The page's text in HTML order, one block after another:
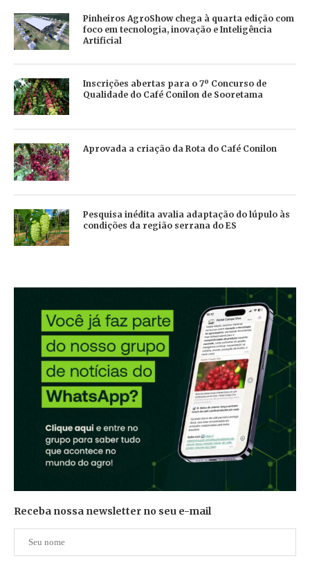
Pinheiros AgroShow chega à quarta edição com
foco em tecnologia, inovação e Inteligência
Artificial
Inscrições abertas para o 7º Concurso de
Qualidade do Café Conilon de Sooretama
Aprovada a criação da Rota do Café Conilon
Pesquisa inédita avalia adaptação do lúpulo às
condições da região serrana do ES
Receba nossa newsletter no seu e-mail